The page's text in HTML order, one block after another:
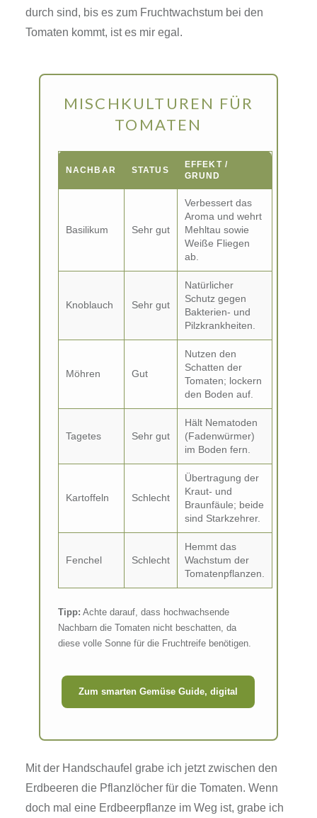
durch sind, bis es zum Fruchtwachstum bei den
Tomaten kommt, ist es mir egal.
MISCHKULTUREN FÜR
TOMATEN
NACHBAR STATUS
EFFEKT /
GRUND
Basilikum Sehr gut
Verbessert das
Aroma und wehrt
Mehltau sowie
Weiße Fliegen
ab.
Knoblauch Sehr gut
Natürlicher
Schutz gegen
Bakterien- und
Pilzkrankheiten.
Möhren Gut
Nutzen den
Schatten der
Tomaten; lockern
den Boden auf.
Tagetes Sehr gut
Hält Nematoden
(Fadenwürmer)
im Boden fern.
Kartoffeln Schlecht
Übertragung der
Kraut- und
Braunfäule; beide
sind Starkzehrer.
Fenchel Schlecht
Hemmt das
Wachstum der
Tomatenpflanzen.
Tipp: Achte darauf, dass hochwachsende
Nachbarn die Tomaten nicht beschatten, da
diese volle Sonne für die Fruchtreife benötigen.
Zum smarten Gemüse Guide, digital
Mit der Handschaufel grabe ich jetzt zwischen den
Erdbeeren die Pflanzlöcher für die Tomaten. Wenn
doch mal eine Erdbeerpflanze im Weg ist, grabe ich